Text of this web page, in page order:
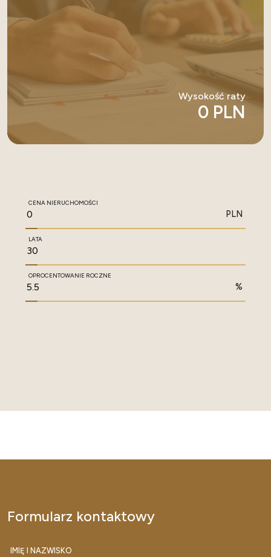
Wysokość raty
0 PLN
CENA NIERUCHOMOŚCI
PLN
LATA
OPROCENTOWANIE ROCZNE
%
Formularz kontaktowy
IMIĘ I NAZWISKO